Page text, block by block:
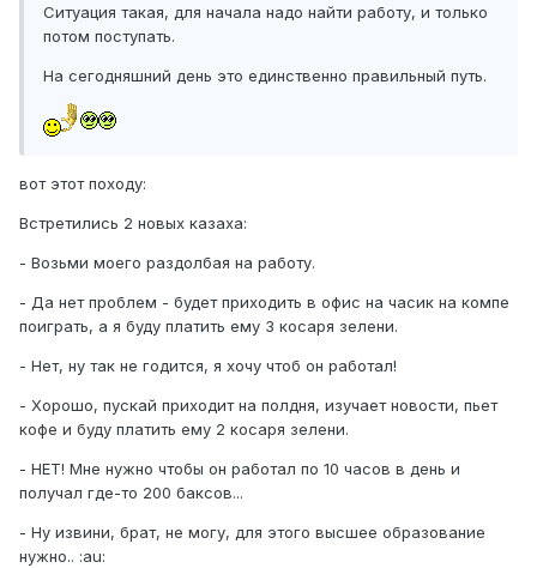
Ситуация такая, для начала надо найти работу, и только
потом поступать.
На сегодняшний день это единственно правильный путь.
вот этот походу:
Встретились 2 новых казаха:
- Возьми моего раздолбая на работу.
- Да нет проблем - будет приходить в офис на часик на компе
поиграть, а я буду платить ему 3 косаря зелени.
- Нет, ну так не годится, я хочу чтоб он работал!
- Хорошо, пускай приходит на полдня, изучает новости, пьет
кофе и буду платить ему 2 косаря зелени.
- НЕТ! Мне нужно чтобы он работал по 10 часов в день и
получал где-то 200 баксов...
- Ну извини, брат, не могу, для этого высшее образование
нужно.. :au: